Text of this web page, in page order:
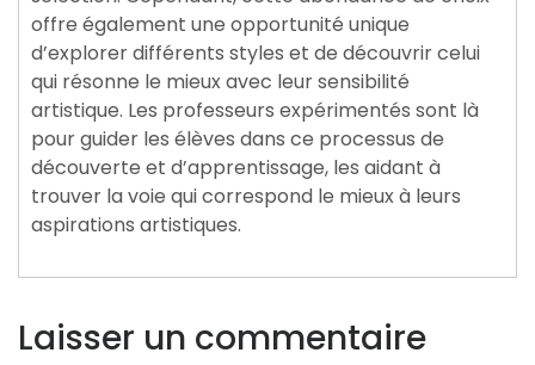
offre également une opportunité unique
d’explorer différents styles et de découvrir celui
qui résonne le mieux avec leur sensibilité
artistique. Les professeurs expérimentés sont là
pour guider les élèves dans ce processus de
découverte et d’apprentissage, les aidant à
trouver la voie qui correspond le mieux à leurs
aspirations artistiques.
Laisser un commentaire